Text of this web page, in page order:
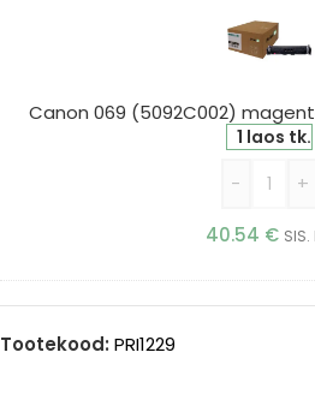
pages
Canon 069 (5092C002)
1 laos tk.
- +
40.54 € SIS.
Tootekood: PRI1229